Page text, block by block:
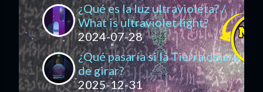
¿Qué es la luz ultravioleta? /
What is ultraviolet light?
2024-07-28
¿Qué pasaría si la Tierra dejara
de girar?
2025-12-31